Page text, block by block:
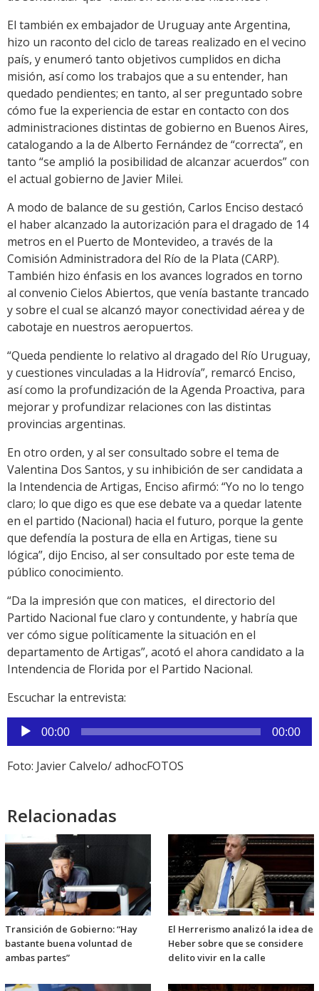
El también ex embajador de Uruguay ante Argentina,
hizo un raconto del ciclo de tareas realizado en el vecino
país, y enumeró tanto objetivos cumplidos en dicha
misión, así como los trabajos que a su entender, han
quedado pendientes; en tanto, al ser preguntado sobre
cómo fue la experiencia de estar en contacto con dos
administraciones distintas de gobierno en Buenos Aires,
catalogando a la de Alberto Fernández de “correcta”, en
tanto “se amplió la posibilidad de alcanzar acuerdos” con
el actual gobierno de Javier Milei.
A modo de balance de su gestión, Carlos Enciso destacó
el haber alcanzado la autorización para el dragado de 14
metros en el Puerto de Montevideo, a través de la
Comisión Administradora del Río de la Plata (CARP).
También hizo énfasis en los avances logrados en torno
al convenio Cielos Abiertos, que venía bastante trancado
y sobre el cual se alcanzó mayor conectividad aérea y de
cabotaje en nuestros aeropuertos.
“Queda pendiente lo relativo al dragado del Río Uruguay,
y cuestiones vinculadas a la Hidrovía”, remarcó Enciso,
así como la profundización de la Agenda Proactiva, para
mejorar y profundizar relaciones con las distintas
provincias argentinas.
En otro orden, y al ser consultado sobre el tema de
Valentina Dos Santos, y su inhibición de ser candidata a
la Intendencia de Artigas, Enciso afirmó: “Yo no lo tengo
claro; lo que digo es que ese debate va a quedar latente
en el partido (Nacional) hacia el futuro, porque la gente
que defendía la postura de ella en Artigas, tiene su
lógica”, dijo Enciso, al ser consultado por este tema de
público conocimiento.
“Da la impresión que con matices, el directorio del
Partido Nacional fue claro y contundente, y habría que
ver cómo sigue políticamente la situación en el
departamento de Artigas”, acotó el ahora candidato a la
Intendencia de Florida por el Partido Nacional.
Escuchar la entrevista:
Reproductor
de
audio
00:00 00:00
Foto: Javier Calvelo/ adhocFOTOS
Relacionadas
Transición de Gobierno: “Hay
bastante buena voluntad de
ambas partes”
El Herrerismo analizó la idea de
Heber sobre que se considere
delito vivir en la calle